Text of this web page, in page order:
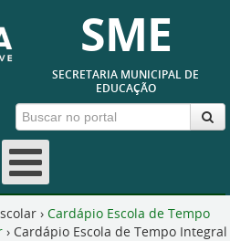
SME
SECRETARIA MUNICIPAL DE
EDUCAÇÃO
› Cardápio Escola de Tempo
› Cardápio Escola de Tempo Integral
Fechar